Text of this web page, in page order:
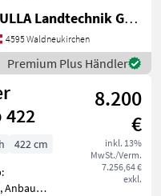
+
+
Gelenkwelle
BULLA Landtechnik GmbH
4595 Waldneukirchen
Premium Plus Händler
422
8.200
€
inkl. 13%
MwSt./Verm.
7.256,64 €
exkl.
422 cm
Anbau